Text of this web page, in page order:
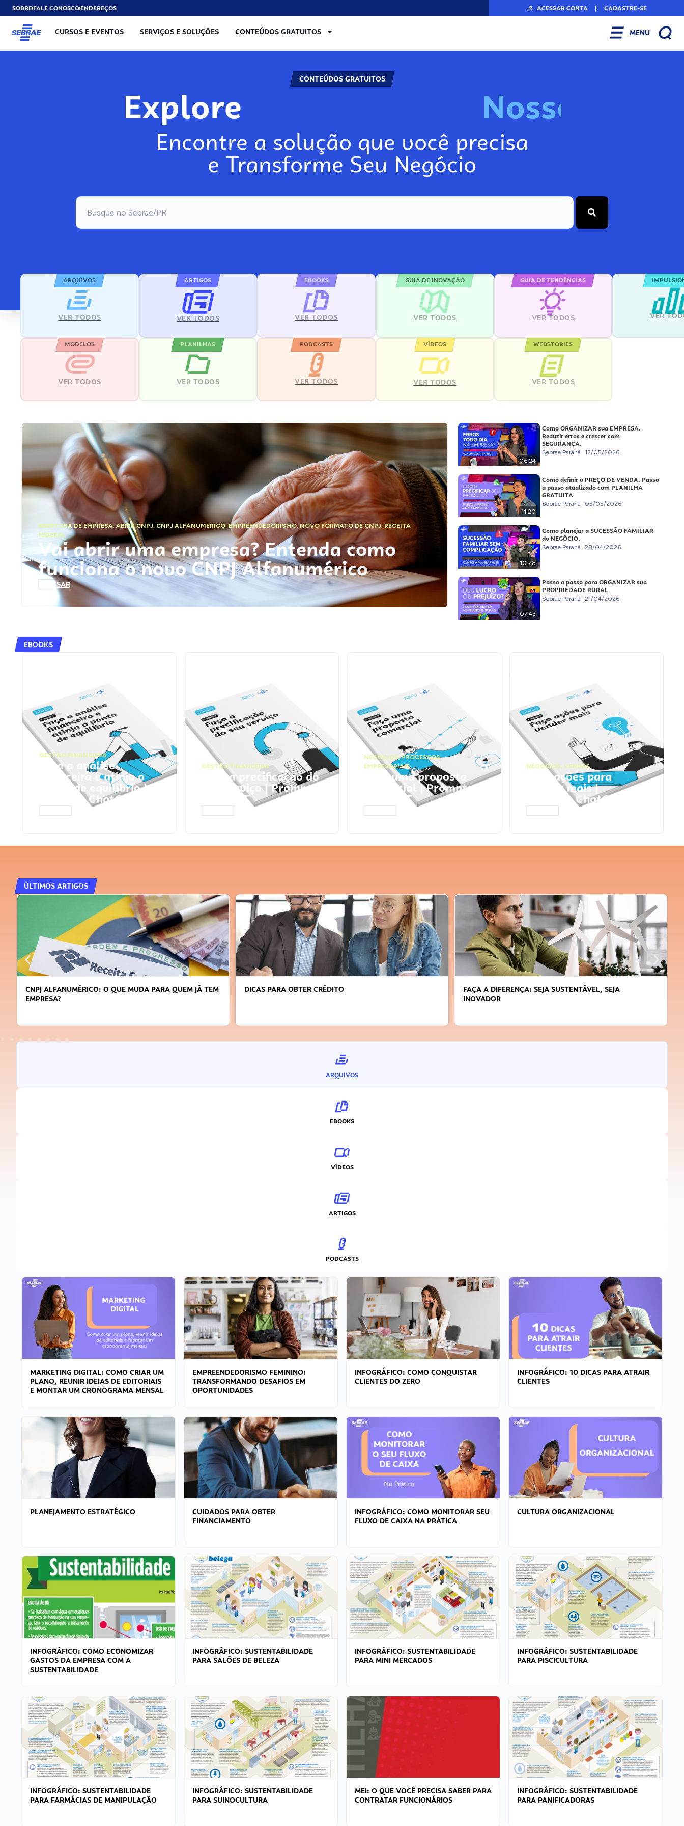
SOBREFALE CONOSCOENDEREÇOS ACESSAR CONTA | CADASTRE-SE
CURSOS E EVENTOS SERVIÇOS E SOLUÇÕES CONTEÚDOS GRATUITOS MENU
CONTEÚDOS GRATUITOS
Explore Nosso
Encontre a solução que você precisa
e Transforme Seu Negócio
ARQUIVOS
VER TODOS
ARTIGOS
VER TODOS
EBOOKS
VER TODOS
GUIA DE INOVAÇÃO
VER TODOS
GUIA DE TENDÊNCIAS
VER TODOS VER
MODELOS
VER TODOS
PLANILHAS
VER TODOS
PODCASTS
VER TODOS
VÍDEOS
VER TODOS
WEBSTORIES
VER TODOS
ABERTURA DE EMPRESA,ABRIR CNPJ, CNPJ ALFANUMÉRICO, EMPREENDEDORISMO,NOVO FORMATO DE CNPJ,RECEITA
FEDERAL
Vai abrir uma empresa? Entenda como
funciona o novo CNPJ Alfanumérico
ACESSAR
06:24
Como ORGANIZAR sua EMPRESA.
Reduzir erros e crescer com
SEGURANÇA.
Sebrae Paraná 12/05/2026
11:20
Como definir o PREÇO DE VENDA. Passo
a passo atualizado com PLANILHA
GRATUITA
Sebrae Paraná 05/05/2026
10:28
Como planejar a SUCESSÃO FAMILIAR
do NEGÓCIO.
Sebrae Paraná 28/04/2026
07:43
Passo a passo para ORGANIZAR sua
PROPRIEDADE RURAL
Sebrae Paraná 21/04/2026
EBOOKS
GESTÃO FINANCEIRA
Faça a análise
financeira e atinja o
ponto de equilíbrio |
Prompts ChatGPT
GESTÃO FINANCEIRA
Faça a precificação do
seu serviço | Prompts
ChatGPT
NEGÓCIOS,PROCESSOS
EMPRESARIAIS
Faça uma proposta
comercial | Prompts
ChatGPT
NEGÓCIOS, VENDAS
Faça ações para
vender mais |
Prompts ChatGPT
ÚLTIMOS ARTIGOS
CNPJ ALFANUMÉRICO: O QUE MUDA PARA QUEM JÁ TEM
EMPRESA?
DICAS PARA OBTER CRÉDITO
FAÇA A DIFERENÇA: SEJA SUSTENTÁVEL, SEJA
INOVADOR
ARQUIVOS
EBOOKS
VÍDEOS
ARTIGOS
PODCASTS
MARKETING DIGITAL: COMO CRIAR UM
PLANO, REUNIR IDEIAS DE EDITORIAIS
E MONTAR UM CRONOGRAMA MENSAL
EMPREENDEDORISMO FEMININO:
TRANSFORMANDO DESAFIOS EM
OPORTUNIDADES
INFOGRÁFICO: COMO CONQUISTAR
CLIENTES DO ZERO
INFOGRÁFICO: 10 DICAS PARA ATRAIR
CLIENTES
PLANEJAMENTO ESTRATÉGICO
CUIDADOS PARA OBTER
FINANCIAMENTO
INFOGRÁFICO: COMO MONITORAR SEU
FLUXO DE CAIXA NA PRÁTICA
CULTURA ORGANIZACIONAL
INFOGRÁFICO: COMO ECONOMIZAR
GASTOS DA EMPRESA COM A
SUSTENTABILIDADE
INFOGRÁFICO: SUSTENTABILIDADE
PARA SALÕES DE BELEZA
INFOGRÁFICO: SUSTENTABILIDADE
PARA MINI MERCADOS
INFOGRÁFICO: SUSTENTABILIDADE
PARA PISCICULTURA
INFOGRÁFICO: SUSTENTABILIDADE
PARA FARMÁCIAS DE MANIPULAÇÃO
INFOGRÁFICO: SUSTENTABILIDADE
PARA SUINOCULTURA
MEI: O QUE VOCÊ PRECISA SABER PARA
CONTRATAR FUNCIONÁRIOS
INFOGRÁFICO: SUSTENTABILIDADE
PARA PANIFICADORAS